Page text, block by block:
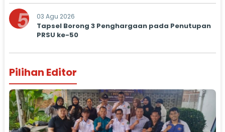
5 03 Agu 2026
Tapsel Borong 3 Penghargaan pada Penutupan
PRSU ke-50
Pilihan Editor